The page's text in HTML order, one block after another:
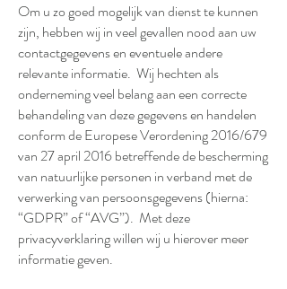
Om u zo goed mogelijk van dienst te kunnen
zijn, hebben wij in veel gevallen nood aan uw
contactgegevens en eventuele andere
relevante informatie. Wij hechten als
onderneming veel belang aan een correcte
behandeling van deze gegevens en handelen
conform de Europese Verordening 2016/679
van 27 april 2016 betreffende de bescherming
van natuurlijke personen in verband met de
verwerking van persoonsgegevens (hierna:
“GDPR” of “AVG”). Met deze
privacyverklaring willen wij u hierover meer
informatie geven.